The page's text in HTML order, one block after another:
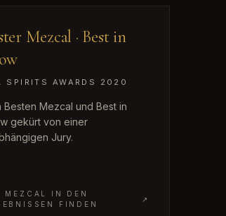
Mezcal · Best in
SPIRITS AWARDS 2020
Besten Mezcal und Best in
gekürt von einer
Jury.
MEZCAL IN DEN
FINDEN
↗